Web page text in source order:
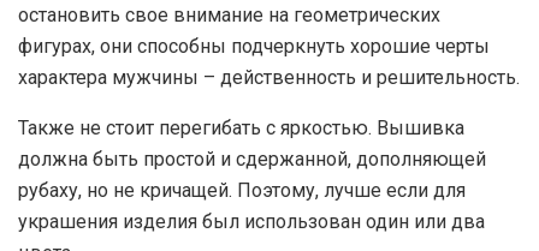
остановить свое внимание на геометрических
фигурах, они способны подчеркнуть хорошие черты
характера мужчины – действенность и решительность.
Также не стоит перегибать с яркостью. Вышивка
должна быть простой и сдержанной, дополняющей
рубаху, но не кричащей. Поэтому, лучше если для
украшения изделия был использован один или два